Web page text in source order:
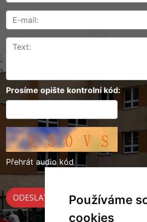
Používáme
cookies
Prosíme opište kontrolní kód:
Přehrát audio kód